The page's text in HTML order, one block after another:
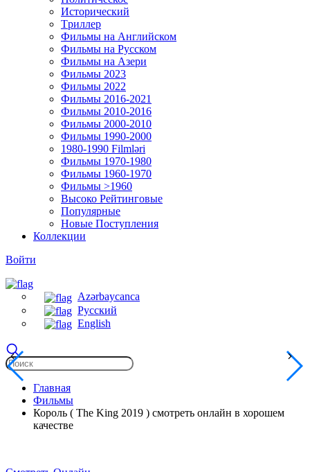
Исторический
Tриллер
Фильмы на Английском
Фильмы на Русском
Фильмы на Азери
Фильмы 2023
Фильмы 2022
Фильмы 2016-2021
Фильмы 2010-2016
Фильмы 2000-2010
Фильмы 1990-2000
1980-1990 Filmləri
Фильмы 1970-1980
Фильмы 1960-1970
Фильмы >1960
Высоко Рейтинговые
Популярные
Новые Поступления
Коллекции
Войти
Azərbaycanca
Русский
English
Главная
Фильмы
Король ( The King 2019 ) смотреть онлайн в хорошем
качестве